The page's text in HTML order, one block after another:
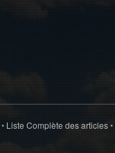
• Liste Complète des articles•